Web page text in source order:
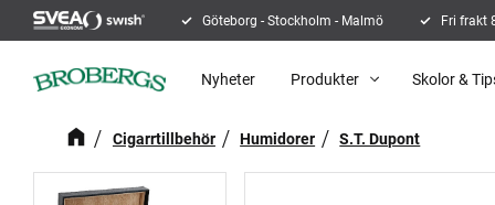
Göteborg - Stockholm - Malmö Fri frakt
Nyheter Produkter Skolor &
Cigarrtillbehör Humidorer S.T. Dupont